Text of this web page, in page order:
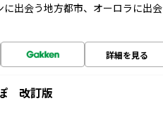
出会う地方都市、オーロラに出会
詳細を見る
改訂版